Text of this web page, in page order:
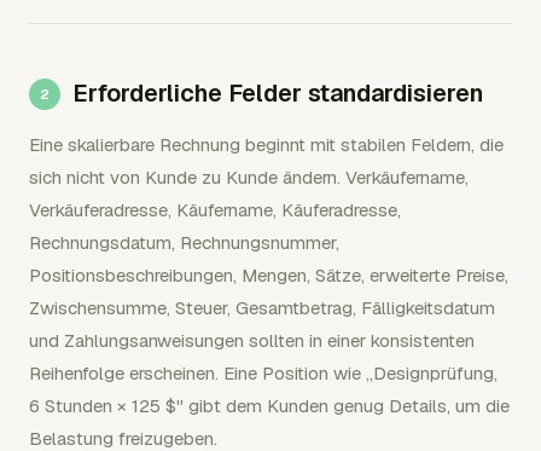
Erforderliche Felder standardisieren
Eine skalierbare Rechnung beginnt mit stabilen Feldern, die
sich nicht von Kunde zu Kunde ändern. Verkäufername,
Verkäuferadresse, Käufername, Käuferadresse,
Rechnungsdatum, Rechnungsnummer,
Positionsbeschreibungen, Mengen, Sätze, erweiterte Preise,
Zwischensumme, Steuer, Gesamtbetrag, Fälligkeitsdatum
und Zahlungsanweisungen sollten in einer konsistenten
Reihenfolge erscheinen. Eine Position wie „Designprüfung,
6 Stunden × 125 $" gibt dem Kunden genug Details, um die
Belastung freizugeben.